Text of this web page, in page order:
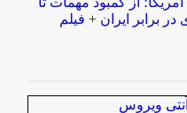
برابر ایران + فیلم
ویروس